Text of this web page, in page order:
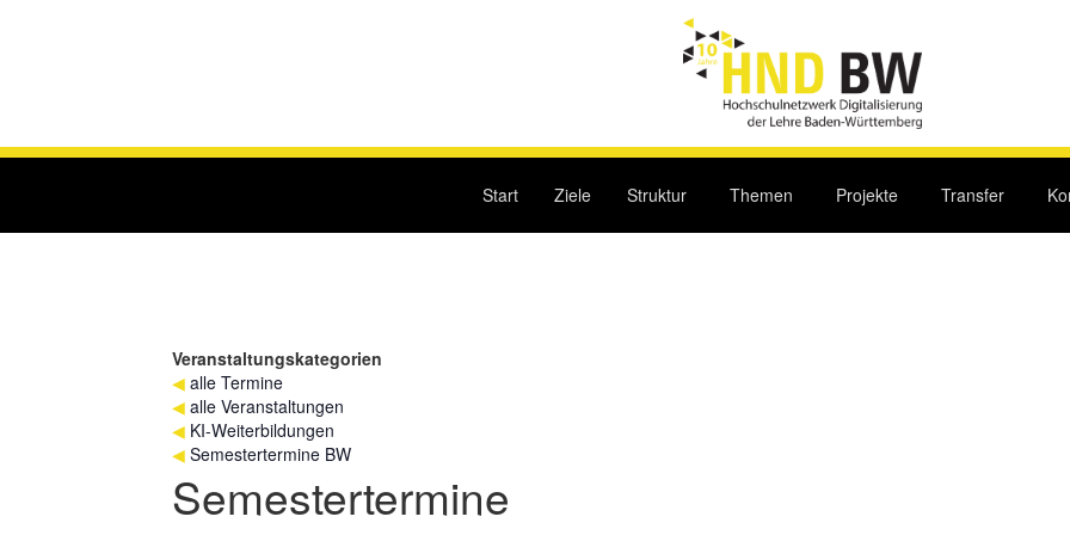
Start Ziele Struktur Themen Projekte Transfer
Veranstaltungskategorien
◀ alle Termine
◀ alle Veranstaltungen
◀ KI-Weiterbildungen
◀ Semestertermine BW
Semestertermine